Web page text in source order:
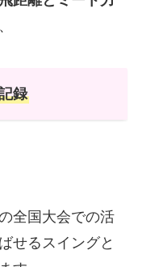
録
全国大会での活
せるスイングと